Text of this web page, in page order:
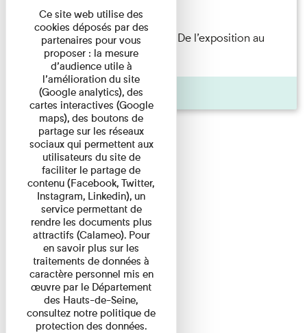
Lecture
Les Invités de l’Imprimerie n°8. De l’exposition au
livre. Modernités ...
Pages
Ce site web utilise des
cookies déposés par des
partenaires pour vous
proposer : la mesure
d’audience utile à
l’amélioration du site
(Google analytics), des
cartes interactives (Google
maps), des boutons de
partage sur les réseaux
sociaux qui permettent aux
utilisateurs du site de
faciliter le partage de
contenu (Facebook, Twitter,
Instagram, Linkedin), un
service permettant de
rendre les documents plus
attractifs (Calameo). Pour
en savoir plus sur les
traitements de données à
caractère personnel mis en
œuvre par le Département
des Hauts-de-Seine,
consultez notre politique de
protection des données.